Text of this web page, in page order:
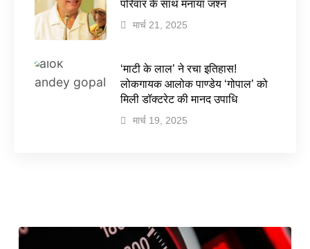
परिवार के साथ मनाया जश्न
मार्च 21, 2025
‘माटी के लाल’ ने रचा इतिहास!
लोकगायक आलोक पाण्डेय ‘गोपाल’ को
मिली डॉक्टरेट की मानद उपाधि
मार्च 19, 2025